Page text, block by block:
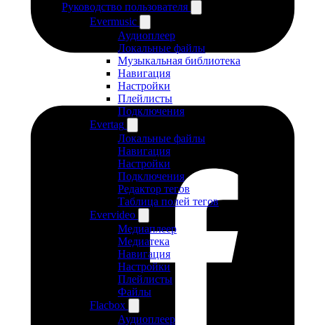
Руководство пользователя
Evermusic
Аудиоплеер
Локальные файлы
Музыкальная библиотека
Навигация
Настройки
Плейлисты
Подключения
Evertag
Локальные файлы
Навигация
Настройки
Подключения
Редактор тегов
Таблица полей тегов
Evervideo
Медиаплеер
Медиатека
Навигация
Настройки
Плейлисты
Файлы
Flacbox
Аудиоплеер